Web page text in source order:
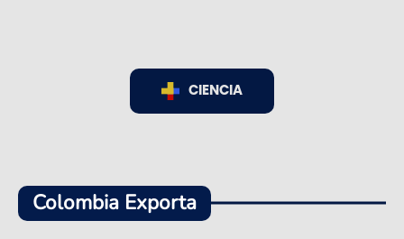
CIENCIA
Colombia Exporta